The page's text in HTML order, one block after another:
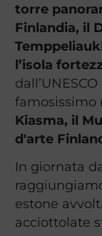
torre
Finlandia, il
l’isola
famosissimo
Kiasma, il
d'arte
In giornata
estone
acciottolate